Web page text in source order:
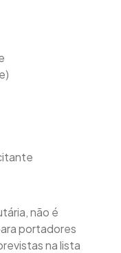
não é
portadores
na lista